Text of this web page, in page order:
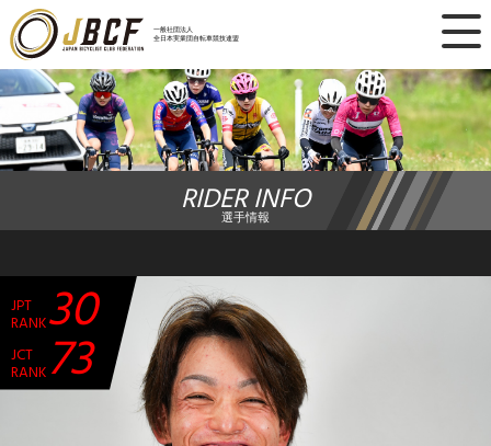
一般社団法人
全日本実業団自転車競技連盟
×
ニュース
レース日程
ランキング
チーム・選手
競技ガイド
加盟・登録
RIDER INFO
選手情報
JPT
RANK30
JCT
RANK 73